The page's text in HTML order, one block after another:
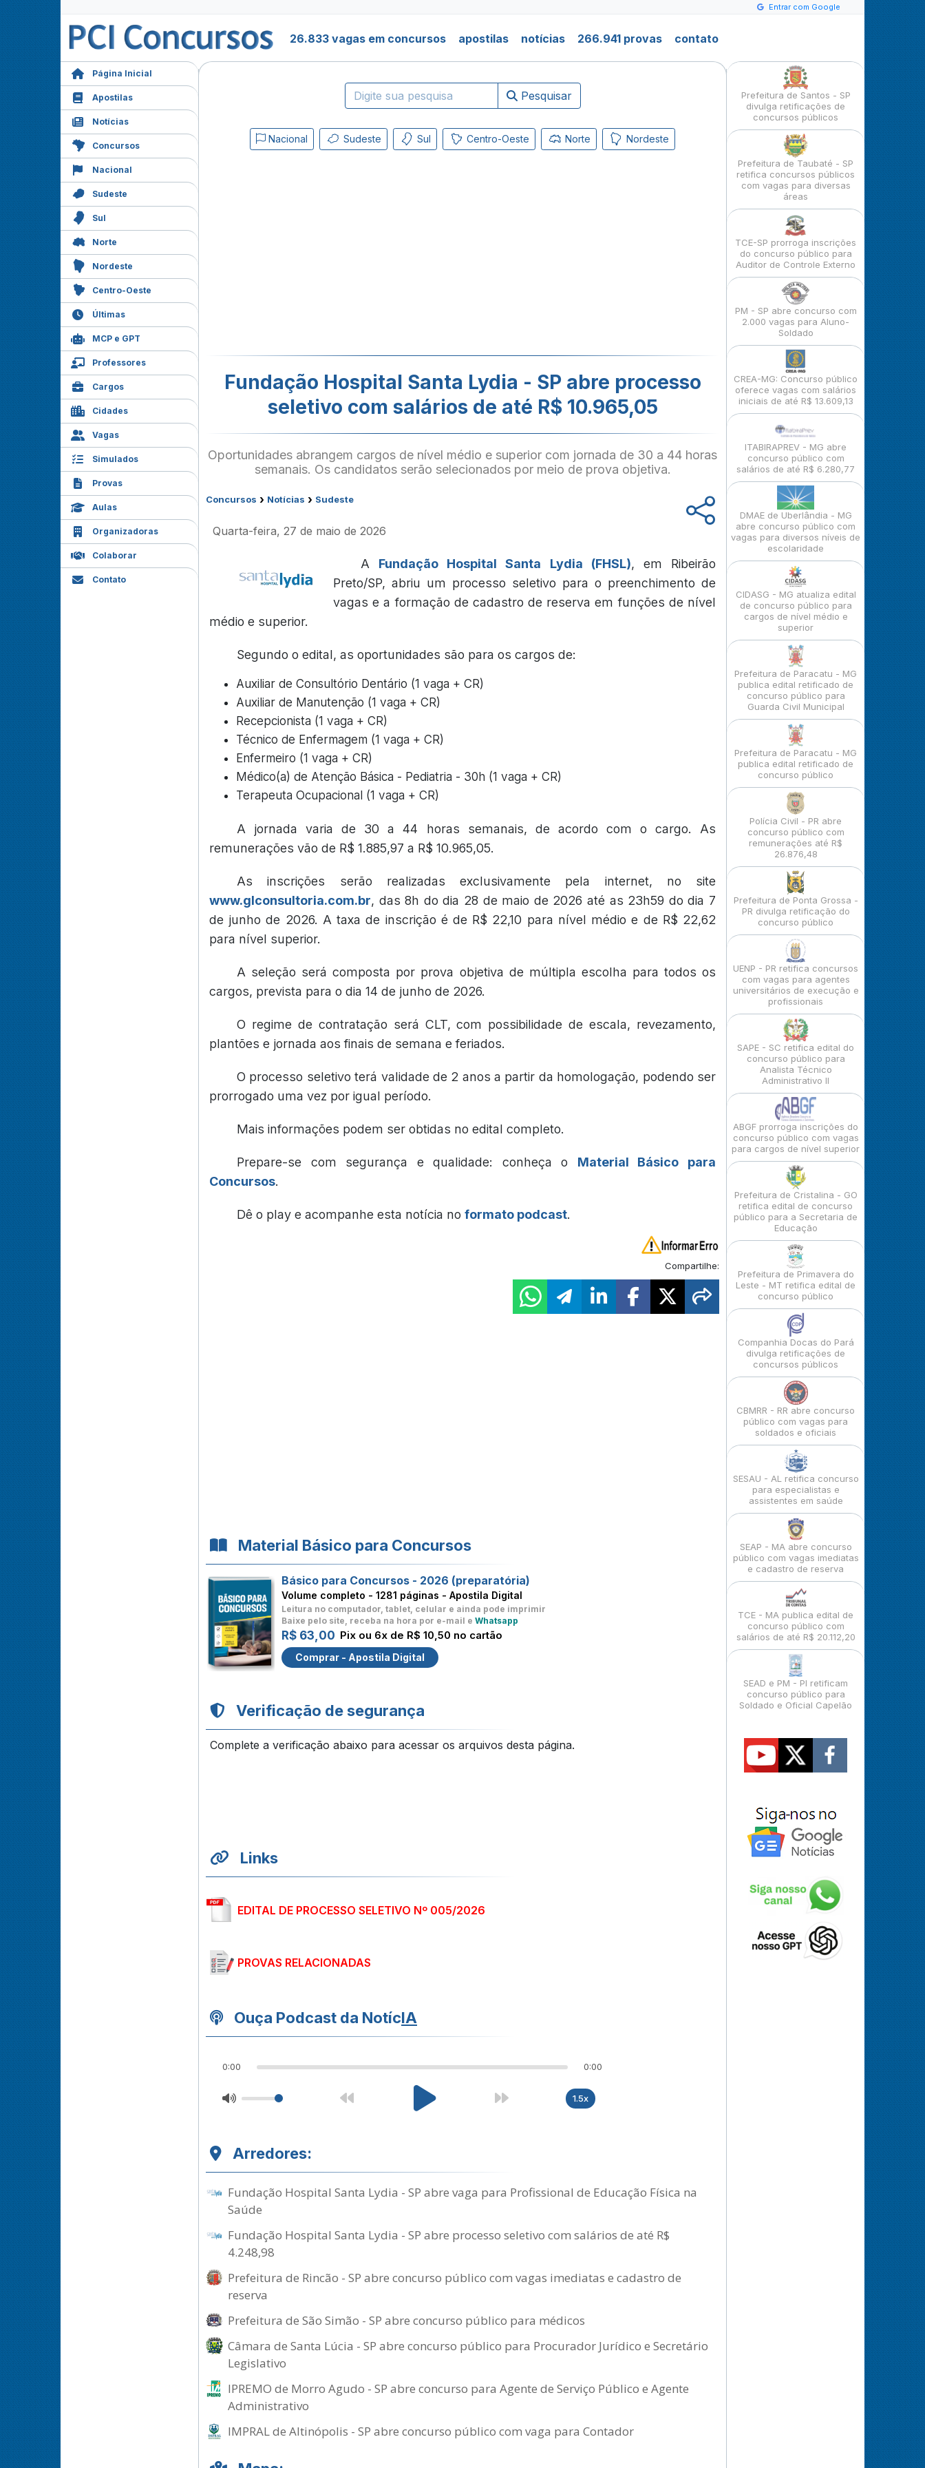
Entrar com Google
26.833 vagas em concursos apostilas notícias 266.941 provas contato
Página Inicial
Apostilas
Notícias
Concursos
Nacional
Sudeste
Sul
Norte
Nordeste
Centro-Oeste
Últimas
MCP e GPT
Professores
Cargos
Cidades
Vagas
Simulados
Provas
Aulas
Organizadoras
Colaborar
Contato
Pesquisar
Nacional Sudeste Sul Centro-Oeste Norte Nordeste
Fundação Hospital Santa Lydia - SP abre processo
seletivo com salários de até R$ 10.965,05
Oportunidades abrangem cargos de nível médio e superior com jornada de 30 a 44 horas
semanais. Os candidatos serão selecionados por meio de prova objetiva.
Concursos › Notícias › Sudeste
Quarta-feira, 27 de maio de 2026
A Fundação Hospital Santa Lydia (FHSL), em Ribeirão
Preto/SP, abriu um processo seletivo para o preenchimento de
vagas e a formação de cadastro de reserva em funções de nível
médio e superior.
Segundo o edital, as oportunidades são para os cargos de:
Auxiliar de Consultório Dentário (1 vaga + CR)
Auxiliar de Manutenção (1 vaga + CR)
Recepcionista (1 vaga + CR)
Técnico de Enfermagem (1 vaga + CR)
Enfermeiro (1 vaga + CR)
Médico(a) de Atenção Básica - Pediatria - 30h (1 vaga + CR)
Terapeuta Ocupacional (1 vaga + CR)
A jornada varia de 30 a 44 horas semanais, de acordo com o cargo. As
remunerações vão de R$ 1.885,97 a R$ 10.965,05.
As inscrições serão realizadas exclusivamente pela internet, no site
www.glconsultoria.com.br, das 8h do dia 28 de maio de 2026 até as 23h59 do dia 7
de junho de 2026. A taxa de inscrição é de R$ 22,10 para nível médio e de R$ 22,62
para nível superior.
A seleção será composta por prova objetiva de múltipla escolha para todos os
cargos, prevista para o dia 14 de junho de 2026.
O regime de contratação será CLT, com possibilidade de escala, revezamento,
plantões e jornada aos finais de semana e feriados.
O processo seletivo terá validade de 2 anos a partir da homologação, podendo ser
prorrogado uma vez por igual período.
Mais informações podem ser obtidas no edital completo.
Prepare-se com segurança e qualidade: conheça o Material Básico para
Concursos.
Dê o play e acompanhe esta notícia no formato podcast.
Compartilhe:
Material Básico para Concursos
Básico para Concursos - 2026 (preparatória)
Volume completo - 1281 páginas - Apostila Digital
Leitura no computador, tablet, celular e ainda pode imprimir
Baixe pelo site, receba na hora por e-mail e Whatsapp
R$ 63,00 Pix ou 6x de R$ 10,50 no cartão
Comprar - Apostila Digital
Verificação de segurança
Complete a verificação abaixo para acessar os arquivos desta página.
Links
EDITAL DE PROCESSO SELETIVO Nº 005/2026
PROVAS RELACIONADAS
Ouça Podcast da NotícIA
0:00 0:00
1.5x
Arredores:
Fundação Hospital Santa Lydia - SP abre vaga para Profissional de Educação Física na
Saúde
Fundação Hospital Santa Lydia - SP abre processo seletivo com salários de até R$
4.248,98
Prefeitura de Rincão - SP abre concurso público com vagas imediatas e cadastro de
reserva
Prefeitura de São Simão - SP abre concurso público para médicos
Câmara de Santa Lúcia - SP abre concurso público para Procurador Jurídico e Secretário
Legislativo
IPREMO de Morro Agudo - SP abre concurso para Agente de Serviço Público e Agente
Administrativo
IMPRAL de Altinópolis - SP abre concurso público com vaga para Contador
Prefeitura de Santos - SP
divulga retificações de
concursos públicos
Prefeitura de Taubaté - SP
retifica concursos públicos
com vagas para diversas
áreas
TCE-SP prorroga inscrições
do concurso público para
Auditor de Controle Externo
PM - SP abre concurso com
2.000 vagas para Aluno-
Soldado
CREA-MG: Concurso público
oferece vagas com salários
iniciais de até R$ 13.609,13
ITABIRAPREV - MG abre
concurso público com
salários de até R$ 6.280,77
DMAE de Uberlândia - MG
abre concurso público com
vagas para diversos níveis de
escolaridade
CIDASG - MG atualiza edital
de concurso público para
cargos de nível médio e
superior
Prefeitura de Paracatu - MG
publica edital retificado de
concurso público para
Guarda Civil Municipal
Prefeitura de Paracatu - MG
publica edital retificado de
concurso público
Polícia Civil - PR abre
concurso público com
remunerações até R$
26.876,48
Prefeitura de Ponta Grossa -
PR divulga retificação do
concurso público
UENP - PR retifica concursos
com vagas para agentes
universitários de execução e
profissionais
SAPE - SC retifica edital do
concurso público para
Analista Técnico
Administrativo II
ABGF prorroga inscrições do
concurso público com vagas
para cargos de nível superior
Prefeitura de Cristalina - GO
retifica edital de concurso
público para a Secretaria de
Educação
Prefeitura de Primavera do
Leste - MT retifica edital de
concurso público
Companhia Docas do Pará
divulga retificações de
concursos públicos
CBMRR - RR abre concurso
público com vagas para
soldados e oficiais
SESAU - AL retifica concurso
para especialistas e
assistentes em saúde
SEAP - MA abre concurso
público com vagas imediatas
e cadastro de reserva
TCE - MA publica edital de
concurso público com
salários de até R$ 20.112,20
SEAD e PM - PI retificam
concurso público para
Soldado e Oficial Capelão